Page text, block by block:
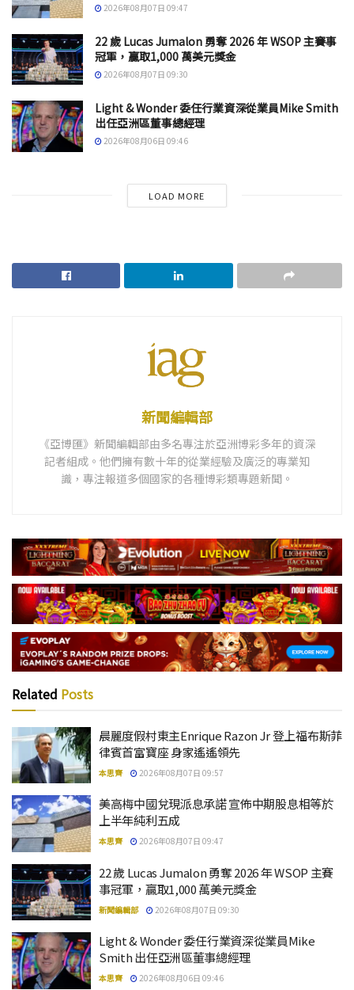
2026年08月07日 09:47
22 歲 Lucas Jumalon 勇奪 2026 年 WSOP 主賽事
冠軍，贏取1,000 萬美元獎金
2026年08月07日 09:30
Light & Wonder 委任行業資深從業員Mike Smith
出任亞洲區董事總經理
2026年08月06日 09:46
LOAD MORE
新聞編輯部
《亞博匯》新聞編輯部由多名專注於亞洲博彩多年的資深
記者組成。他們擁有數十年的從業經驗及廣泛的專業知
識，專注報道多個國家的各種博彩類專題新聞。
Related Posts
晨麗度假村東主Enrique Razon Jr 登上福布斯菲
律賓首富寶座 身家遙遙領先
本思齊 2026年08月07日 09:57
美高梅中國兌現派息承諾 宣佈中期股息相等於
上半年純利五成
本思齊 2026年08月07日 09:47
22 歲 Lucas Jumalon 勇奪 2026 年 WSOP 主賽
事冠軍，贏取1,000 萬美元獎金
新聞編輯部 2026年08月07日 09:30
Light & Wonder 委任行業資深從業員Mike
Smith 出任亞洲區董事總經理
本思齊 2026年08月06日 09:46